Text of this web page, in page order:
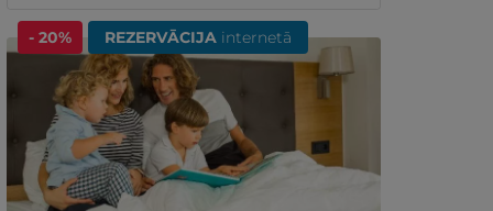
- 20% REZERVĀCIJA internetā